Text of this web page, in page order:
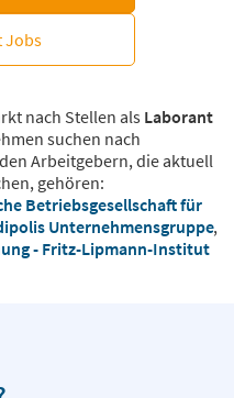
Jobs
nach Stellen alsLaborant
suchen nach
Arbeitgebern, die aktuell
gehören:
Betriebsgesellschaft für
Unternehmensgruppe,
- Fritz-Lipmann-Institut